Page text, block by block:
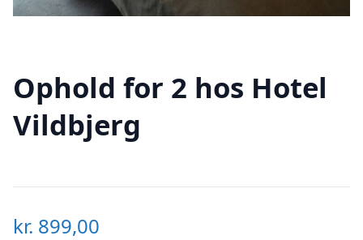
Ophold for 2 hos Hotel
Vildbjerg
kr. 899,00